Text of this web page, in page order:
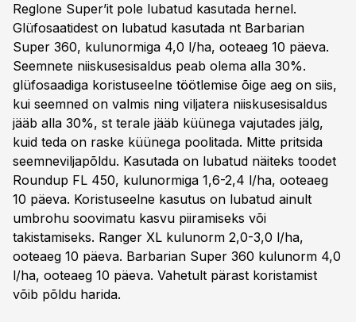
Reglone Super’it pole lubatud kasutada hernel.
Glüfosaatidest on lubatud kasutada nt Barbarian
Super 360, kulunormiga 4,0 l/ha, ooteaeg 10 päeva.
Seemnete niiskusesisaldus peab olema alla 30%.
glüfosaadiga koristuseelne töötlemise õige aeg on siis,
kui seemned on valmis ning viljatera niiskusesisaldus
jääb alla 30%, st terale jääb küünega vajutades jälg,
kuid teda on raske küünega poolitada. Mitte pritsida
seemneviljapõldu. Kasutada on lubatud näiteks toodet
Roundup FL 450, kulunormiga 1,6-2,4 l/ha, ooteaeg
10 päeva. Koristuseelne kasutus on lubatud ainult
umbrohu soovimatu kasvu piiramiseks või
takistamiseks. Ranger XL kulunorm 2,0-3,0 l/ha,
ooteaeg 10 päeva. Barbarian Super 360 kulunorm 4,0
l/ha, ooteaeg 10 päeva. Vahetult pärast koristamist
võib põldu harida.